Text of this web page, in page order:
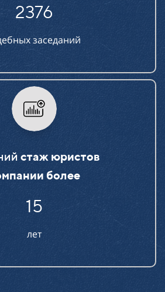
2376
заседаний
стаж юристов
более
15
лет